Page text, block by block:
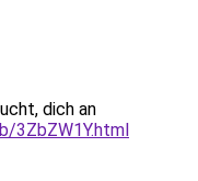
dich an
3ZbZW1Y.html